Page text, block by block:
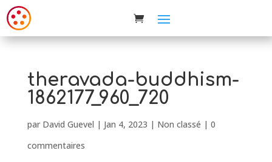
theravada-buddhism-
1862177_960_720
par David Guevel | Jan 4, 2023 | Non classé | 0
commentaires